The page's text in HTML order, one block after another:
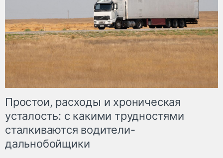
Простои, расходы и хроническая
усталость: с какими трудностями
сталкиваются водители-
дальнобойщики